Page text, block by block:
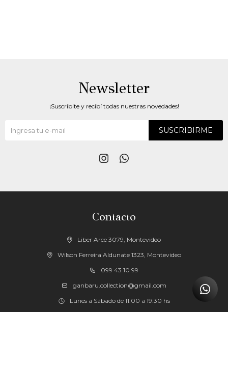
Contacto
Liber Arce 3079, Montevideo
Wilson Ferreira Aldunate 1323, Montevideo
099 43 10 99
ganbaru.collection@gmail.com
Lunes a Sábado de 11:00 a 19:30 hs
Newsletter
¡Suscribite y recibí todas nuestras novedades!
SUSCRIBIRME
 